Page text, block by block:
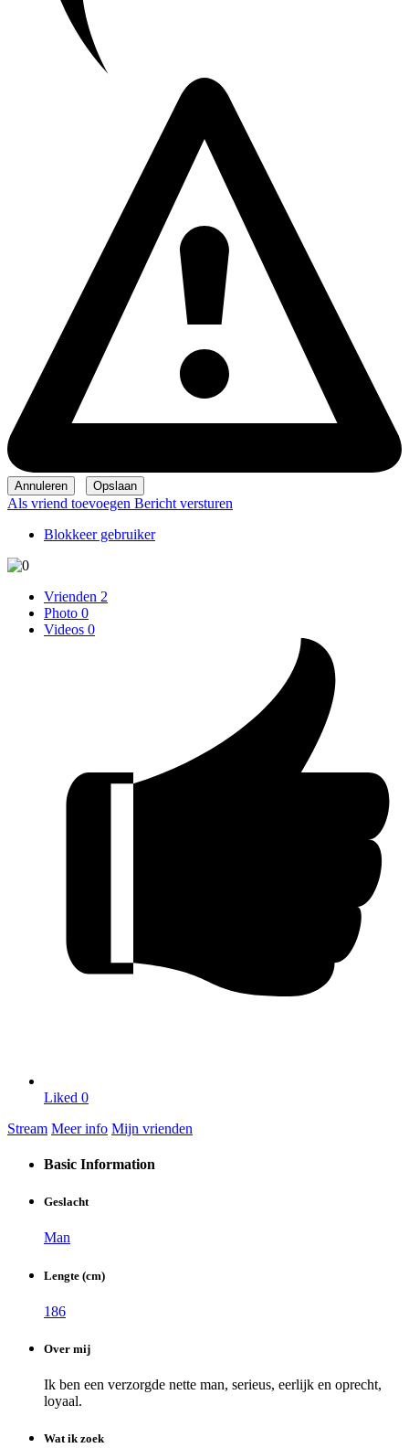
Als vriend toevoegen Bericht versturen
Blokkeer gebruiker
Vrienden 2
Photo 0
Videos 0
Liked 0
Stream Meer info Mijn vrienden
Basic Information
Geslacht
Man
Lengte (cm)
186
Over mij
Ik ben een verzorgde nette man, serieus, eerlijk en oprecht,
loyaal.
Wat ik zoek